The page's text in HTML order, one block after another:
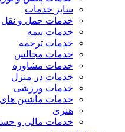
سایر خدمات
خدمات حمل و نقل
خدمات بیمه
خدمات ترجمه
خدمات مجالس
خدمات مشاوره
خدمات در منزل
خدمات ورزشی
خدمات ماشین های
هنری
خدمات مالی و